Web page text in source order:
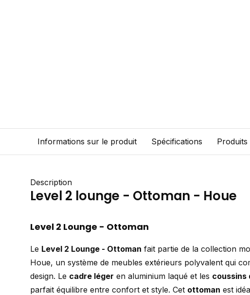
Informations sur le produit Spécifications Produits
Description
Level 2 lounge - Ottoman - Houe
Level 2 Lounge - Ottoman
Le Level 2 Lounge - Ottoman fait partie de la collection
Houe, un système de meubles extérieurs polyvalent qui
design. Le cadre léger en aluminium laqué et les coussins
parfait équilibre entre confort et style. Cet ottoman est